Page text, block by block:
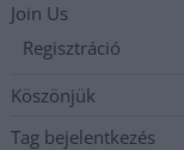
Join Us
Regisztráció
Köszönjük
Tag bejelentkezés